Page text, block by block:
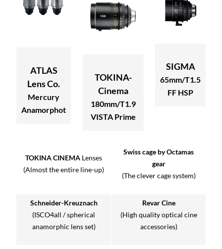
ATLAS
Lens Co.
Mercury
Anamorphot
TOKINA-
Cinema
180mm/T1.9
VISTA Prime
SIGMA
65mm/T1.5
FF HSP
TOKINA CINEMA Lenses
(Almost the entire line-up)
Swiss cage by Octamas
gear
(The clever cage system)
Schneider-Kreuznach
(ISCO4all / spherical
anamorphic lens set)
Revar Cine
(High quality optical cine
accessories)